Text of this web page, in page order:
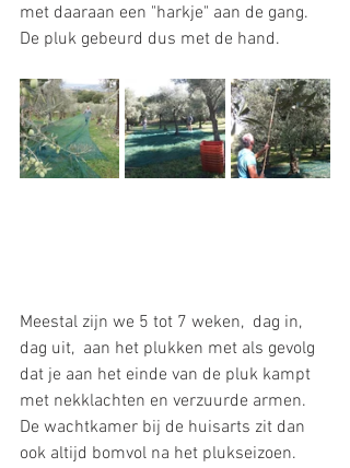
met daaraan een "harkje" aan de gang.
De pluk gebeurd dus met de hand.
Meestal zijn we 5 tot 7 weken,  dag in,
dag uit,  aan het plukken met als gevolg
dat je aan het einde van de pluk kampt
met nekklachten en verzuurde armen.
De wachtkamer bij de huisarts zit dan
ook altijd bomvol na het plukseizoen.